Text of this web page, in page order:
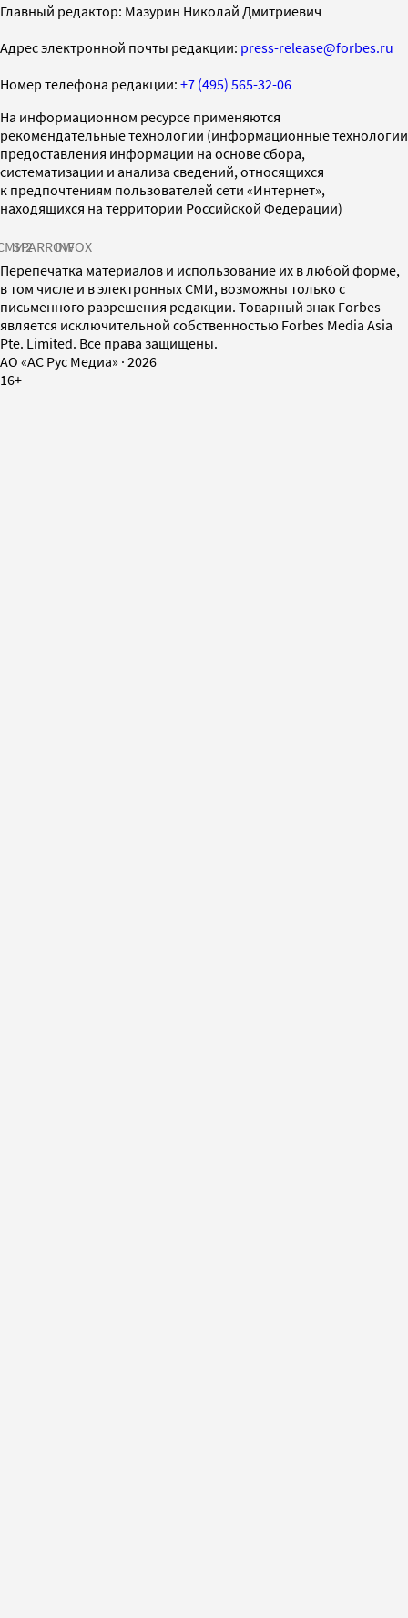
Главный редактор: Мазурин Николай Дмитриевич
Адрес электронной почты редакции: press-release@forbes.ru
Номер телефона редакции: +7 (495) 565-32-06
На информационном ресурсе применяются
рекомендательные технологии (информационные технологии
предоставления информации на основе сбора,
систематизации и анализа сведений, относящихся
к предпочтениям пользователей сети «Интернет»,
находящихся на территории Российской Федерации)
SPARROWINFOX
Перепечатка материалов и использование их в любой форме,
в том числе и в электронных СМИ, возможны только с
письменного разрешения редакции. Товарный знак Forbes
является исключительной собственностью Forbes Media Asia
Pte. Limited. Все права защищены.
AO «АС Рус Медиа» · 2026
16+